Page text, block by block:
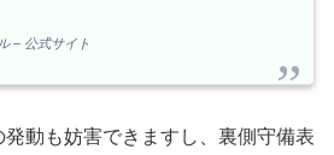
– 公式サイト
動も妨害できますし、裏側守備表